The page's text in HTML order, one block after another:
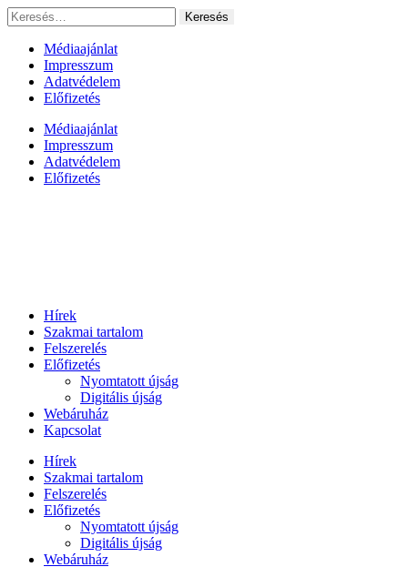
Ugrás
a
tartalomhoz
Keresés:
Médiaajánlat
Impresszum
Adatvédelem
Előfizetés
Médiaajánlat
Impresszum
Adatvédelem
Előfizetés
Hírek
Szakmai tartalom
Felszerelés
Előfizetés
Nyomtatott újság
Digitális újság
Webáruház
Kapcsolat
Hírek
Szakmai tartalom
Felszerelés
Előfizetés
Nyomtatott újság
Digitális újság
Webáruház